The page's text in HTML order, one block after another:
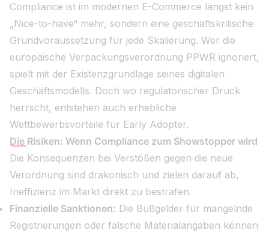
Compliance ist im modernen E-Commerce längst kein
„Nice-to-have“ mehr, sondern eine geschäftskritische
Grundvoraussetzung für jede Skalierung. Wer die
europäische Verpackungsverordnung PPWR ignoriert,
spielt mit der Existenzgrundlage seines digitalen
Geschäftsmodells. Doch wo regulatorischer Druck
herrscht, entstehen auch erhebliche
Wettbewerbsvorteile für Early Adopter.
Die Risiken: Wenn Compliance zum Showstopper wird
Die Konsequenzen bei Verstößen gegen die neue
Verordnung sind drakonisch und zielen darauf ab,
Ineffizienz im Markt direkt zu bestrafen.
Finanzielle Sanktionen: Die Bußgelder für mangelnde
Registrierungen oder falsche Materialangaben können